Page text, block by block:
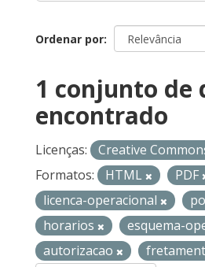
Ordenar por
1 conjunto de
encontrado
Licenças:
Creative
Formatos:
HTML PDF
licenca-operacional
horarios
esquema-
autorizacao